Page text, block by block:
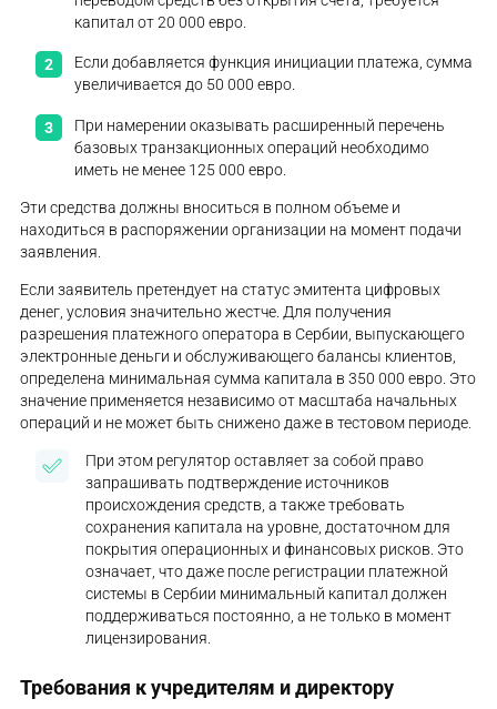
капитал от 20 000 евро.
Если добавляется функция инициации платежа, сумма
увеличивается до 50 000 евро.
При намерении оказывать расширенный перечень
базовых транзакционных операций необходимо
иметь не менее 125 000 евро.
Эти средства должны вноситься в полном объеме и
находиться в распоряжении организации на момент подачи
заявления.
Если заявитель претендует на статус эмитента цифровых
денег, условия значительно жестче. Для получения
разрешения платежного оператора в Сербии, выпускающего
электронные деньги и обслуживающего балансы клиентов,
определена минимальная сумма капитала в 350 000 евро. Это
значение применяется независимо от масштаба начальных
операций и не может быть снижено даже в тестовом периоде.
При этом регулятор оставляет за собой право
запрашивать подтверждение источников
происхождения средств, а также требовать
сохранения капитала на уровне, достаточном для
покрытия операционных и финансовых рисков. Это
означает, что даже после регистрации платежной
системы в Сербии минимальный капитал должен
поддерживаться постоянно, а не только в момент
лицензирования.
Требования к учредителям и директору